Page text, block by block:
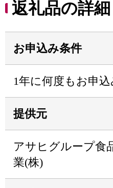
返礼品の詳細
お申込み条件
1年に何度もお申
提供元
アサヒグループ食
業(株)